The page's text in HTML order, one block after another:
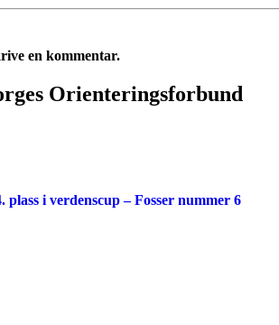
en kommentar.
Orienteringsforbund
plass i verdenscup – Fosser nummer 6